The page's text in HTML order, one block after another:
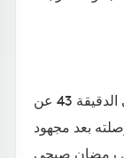
وسجل الأولمبي المصري أول أهدافه في الدقيقة 43 عن
بعد مجهود